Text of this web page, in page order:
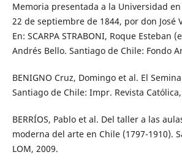
Memoria presentada a la Universidad
22 de septiembre de 1844, por don José
En: SCARPA STRABONI, Roque Esteban
Andrés Bello. Santiago de Chile: Fondo
BENIGNO Cruz, Domingo et al. El
Santiago de Chile: Impr. Revista
BERRÍOS, Pablo et al. Del taller a las
moderna del arte en Chile (1797-1910).
LOM, 2009.